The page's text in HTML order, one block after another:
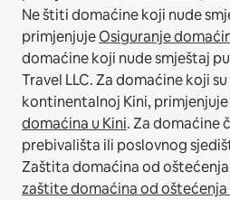
Ne štiti domaćine koji nude
primjenjujeOsiguranje
domaćine koji nude smještaj
Travel LLC.Za domaćine koji
kontinentalnoj Kini, primjenjuje
domaćina u Kini.Za domaćine
prebivališta ili poslovnog
Zaštita domaćina od
zaštite domaćina od oštećenja